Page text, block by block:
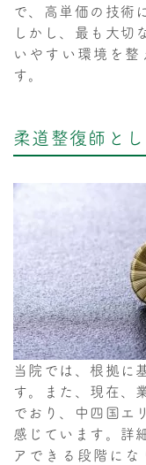
で、高単価の技術
しかし、最も大切
いやすい環境を
す。
柔道整復師とし
当院では、根拠に
す。また、現在、
でおり、中四国エ
感じています。詳
アできる段階に